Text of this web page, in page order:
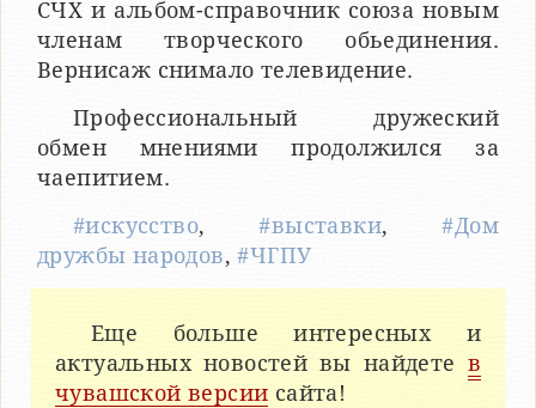
СЧХ и альбом-справочник союза новым
членам творческого обьединения.
Вернисаж снимало телевидение.
Профессиональный дружеский
обмен мнениями продолжился за
чаепитием.
#искусство,#выставки,#Дом
дружбы народов,#ЧГПУ
Еще больше интересных и
актуальных новостей вы найдете в
чувашской версии сайта!